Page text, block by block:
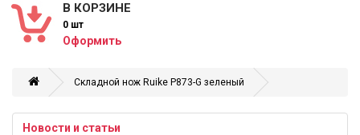
В КОРЗИНЕ
0 шт
Оформить
Складной нож Ruike P873-G зеленый
Новости и статьи